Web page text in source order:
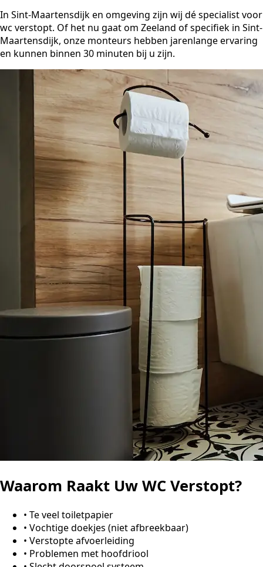
In Sint-Maartensdijk en omgeving zijn wij dé specialist voor
wc verstopt. Of het nu gaat om Zeeland of specifiek in Sint-
Maartensdijk, onze monteurs hebben jarenlange ervaring
en kunnen binnen 30 minuten bij u zijn.
Waarom Raakt Uw WC Verstopt?
• Te veel toiletpapier
• Vochtige doekjes (niet afbreekbaar)
• Verstopte afvoerleiding
• Problemen met hoofdriool